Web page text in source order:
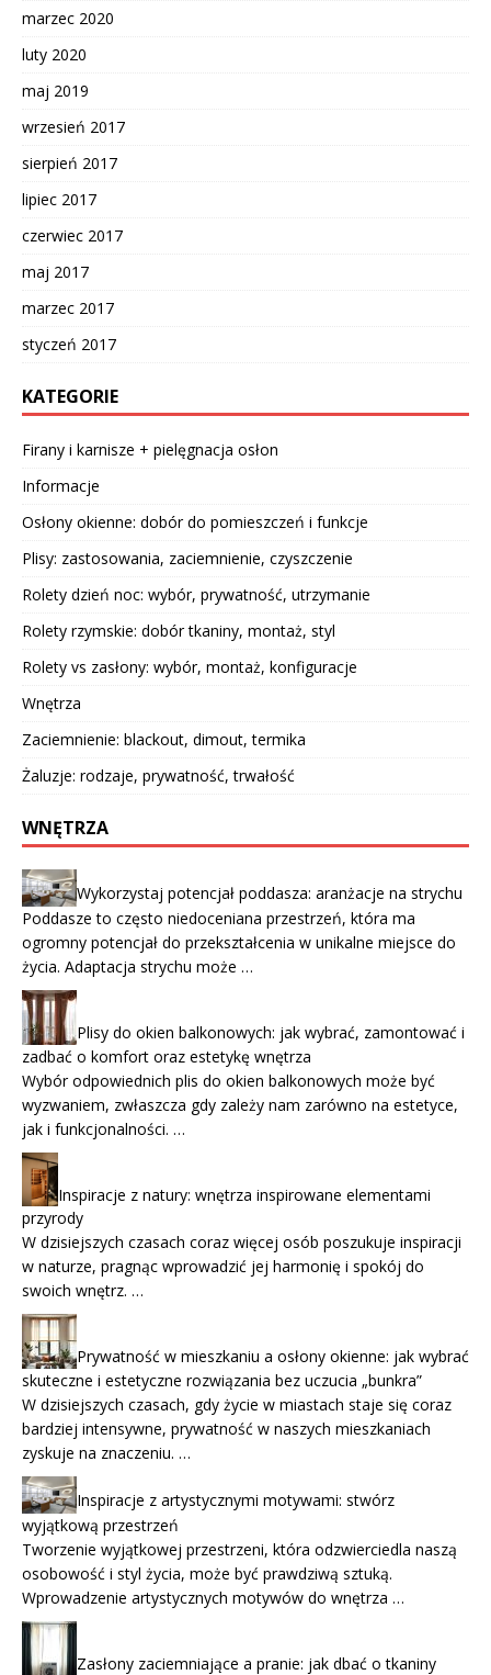
marzec 2020
luty 2020
maj 2019
wrzesień 2017
sierpień 2017
lipiec 2017
czerwiec 2017
maj 2017
marzec 2017
styczeń 2017
KATEGORIE
Firany i karnisze + pielęgnacja osłon
Informacje
Osłony okienne: dobór do pomieszczeń i funkcje
Plisy: zastosowania, zaciemnienie, czyszczenie
Rolety dzień noc: wybór, prywatność, utrzymanie
Rolety rzymskie: dobór tkaniny, montaż, styl
Rolety vs zasłony: wybór, montaż, konfiguracje
Wnętrza
Zaciemnienie: blackout, dimout, termika
Żaluzje: rodzaje, prywatność, trwałość
WNĘTRZA
Wykorzystaj potencjał poddasza: aranżacje na strychu
Poddasze to często niedoceniana przestrzeń, która ma
ogromny potencjał do przekształcenia w unikalne miejsce do
życia. Adaptacja strychu może …
Plisy do okien balkonowych: jak wybrać, zamontować i
zadbać o komfort oraz estetykę wnętrza
Wybór odpowiednich plis do okien balkonowych może być
wyzwaniem, zwłaszcza gdy zależy nam zarówno na estetyce,
jak i funkcjonalności. …
Inspiracje z natury: wnętrza inspirowane elementami
przyrody
W dzisiejszych czasach coraz więcej osób poszukuje inspiracji
w naturze, pragnąc wprowadzić jej harmonię i spokój do
swoich wnętrz. …
Prywatność w mieszkaniu a osłony okienne: jak wybrać
skuteczne i estetyczne rozwiązania bez uczucia „bunkra”
W dzisiejszych czasach, gdy życie w miastach staje się coraz
bardziej intensywne, prywatność w naszych mieszkaniach
zyskuje na znaczeniu. …
Inspiracje z artystycznymi motywami: stwórz
wyjątkową przestrzeń
Tworzenie wyjątkowej przestrzeni, która odzwierciedla naszą
osobowość i styl życia, może być prawdziwą sztuką.
Wprowadzenie artystycznych motywów do wnętrza …
Zasłony zaciemniające a pranie: jak dbać o tkaniny